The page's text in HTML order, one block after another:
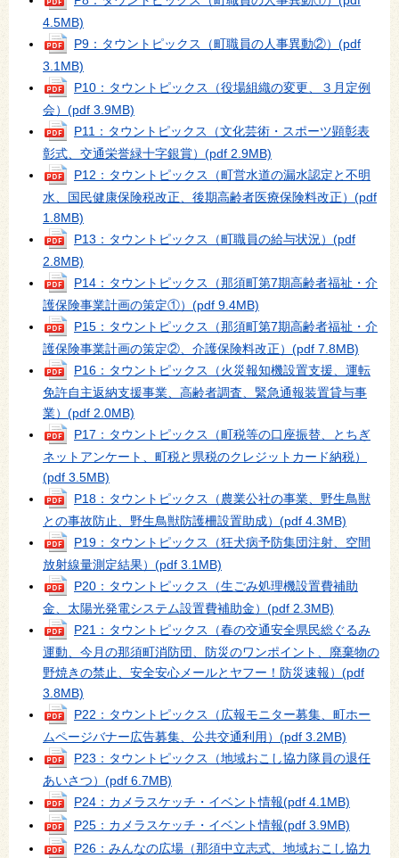
4.5MB)
P9：タウントピックス（町職員の人事異動②） (pdf
3.1MB)
P10：タウントピックス（役場組織の変更、３月定例
会） (pdf 3.9MB)
P11：タウントピックス（文化芸術・スポーツ顕彰表
彰式、交通栄誉緑十字銀賞） (pdf 2.9MB)
P12：タウントピックス（町営水道の漏水認定と不明
水、国民健康保険税改正、後期高齢者医療保険料改正） (pdf
1.8MB)
P13：タウントピックス（町職員の給与状況） (pdf
2.8MB)
P14：タウントピックス（那須町第7期高齢者福祉・介
護保険事業計画の策定①） (pdf 9.4MB)
P15：タウントピックス（那須町第7期高齢者福祉・介
護保険事業計画の策定②、介護保険料改正） (pdf 7.8MB)
P16：タウントピックス（火災報知機設置支援、運転
免許自主返納支援事業、高齢者調査、緊急通報装置貸与事
業） (pdf 2.0MB)
P17：タウントピックス（町税等の口座振替、とちぎ
ネットアンケート、町税と県税のクレジットカード納税）
(pdf 3.5MB)
P18：タウントピックス（農業公社の事業、野生鳥獣
との事故防止、野生鳥獣防護柵設置助成） (pdf 4.3MB)
P19：タウントピックス（狂犬病予防集団注射、空間
放射線量測定結果） (pdf 3.1MB)
P20：タウントピックス（生ごみ処理機設置費補助
金、太陽光発電システム設置費補助金） (pdf 2.3MB)
P21：タウントピックス（春の交通安全県民総ぐるみ
運動、今月の那須町消防団、防災のワンポイント、廃棄物の
野焼きの禁止、安全安心メールとヤフー！防災速報） (pdf
3.8MB)
P22：タウントピックス（広報モニター募集、町ホー
ムページバナー広告募集、公共交通利用） (pdf 3.2MB)
P23：タウントピックス（地域おこし協力隊員の退任
あいさつ） (pdf 6.7MB)
P24：カメラスケッチ・イベント情報(pdf 4.1MB)
P25：カメラスケッチ・イベント情報(pdf 3.9MB)
P26：みんなの広場（那須中立志式、地域おこし協力